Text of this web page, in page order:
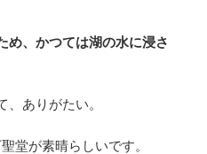
め、かつては湖の水に浸さ
ありがたい。
堂が素晴らしいです。